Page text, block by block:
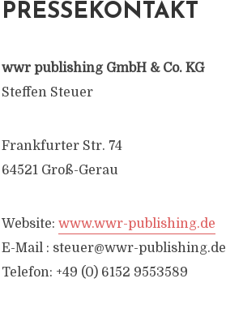
PRESSEKONTAKT
wwr publishing GmbH & Co. KG
Steffen Steuer
Frankfurter Str. 74
64521 Groß-Gerau
Website: www.wwr-publishing.de
E-Mail : steuer@wwr-publishing.de
Telefon: +49 (0) 6152 9553589